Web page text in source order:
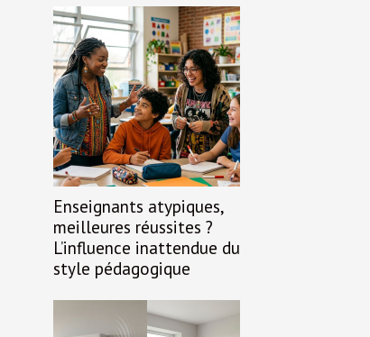
Enseignants atypiques,
meilleures réussites ?
L’influence inattendue du
style pédagogique